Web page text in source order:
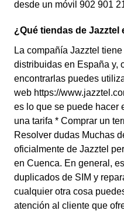
desde un móvil 902 901
¿Qué tiendas de
La compañía Jazztel
distribuidas en España y,
encontrarlas puedes
web https://
es lo que se puede hacer
una tarifa * Comprar un
Resolver dudas Muchas
oficialmente de Jazztel
en Cuenca. En general,
duplicados de SIM y
cualquier otra cosa
atención al cliente que